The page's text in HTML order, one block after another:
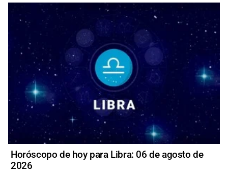
Horóscopo de hoy para Libra: 06 de agosto de
2026